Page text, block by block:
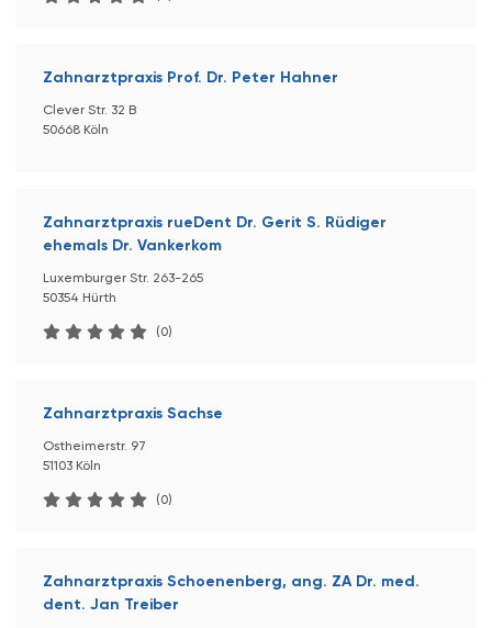
Zahnarztpraxis Prof. Dr. Peter Hahner
Clever Str. 32 B
50668 Köln
Zahnarztpraxis rueDent Dr. Gerit S. Rüdiger
ehemals Dr. Vankerkom
Luxemburger Str. 263-265
50354 Hürth
(0)
Zahnarztpraxis Sachse
Ostheimerstr. 97
51103 Köln
(0)
Zahnarztpraxis Schoenenberg, ang. ZA Dr. med.
dent. Jan Treiber